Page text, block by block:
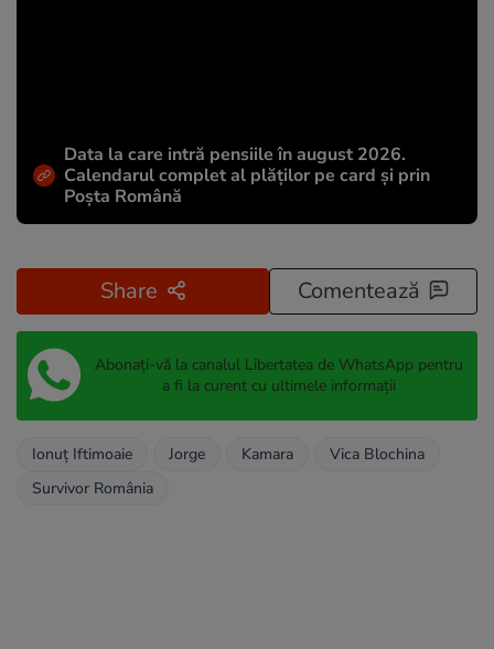
Data la care intră pensiile în august 2026.
Calendarul complet al plăților pe card și prin
Poșta Română
Share Comentează
Abonați-vă la canalul Libertatea de WhatsApp pentru
a fi la curent cu ultimele informații
Ionuţ Iftimoaie Jorge Kamara
Vica Blochina
Survivor România